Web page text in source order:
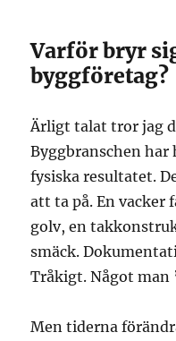
Varför bryr
byggföretag?
Ärligt talat tror jag
Byggbranschen
fysiska resultatet.
att ta på. En vacker
golv, en
smäck.
Tråkigt. Något man
Men tiderna